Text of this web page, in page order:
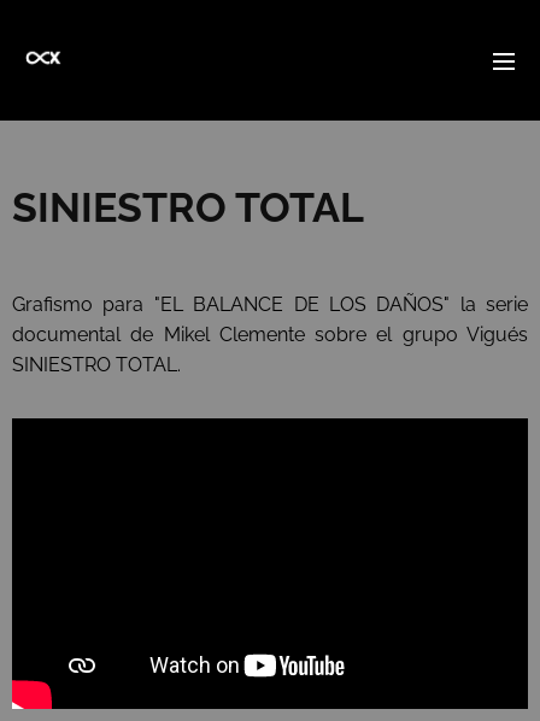
SINIESTRO TOTAL
Grafismo para "EL BALANCE DE LOS DAÑOS" la serie
documental de Mikel Clemente sobre el grupo Vigués
SINIESTRO TOTAL.